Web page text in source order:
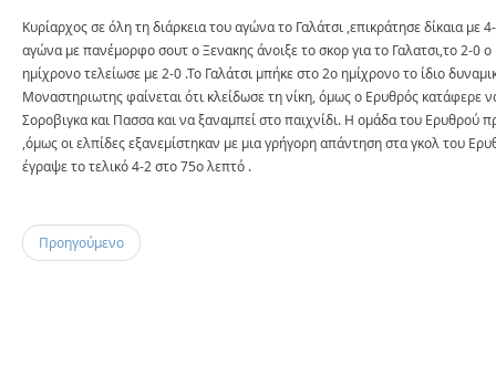
Κυρίαρχος σε όλη τη διάρκεια του αγώνα το Γαλάτσι ,επικράτησε δίκαια
αγώνα με πανέμορφο σουτ ο Ξενακης άνοιξε το σκορ για το Γαλατσι,το 2-0
ημίχρονο τελείωσε με 2-0 .Το Γαλάτσι μπήκε στο 2ο ημίχρονο το ίδιο
Μοναστηριωτης φαίνεται ότι κλείδωσε τη νίκη, όμως ο Ερυθρός κατάφερε
Σοροβιγκα και Πασσα και να ξαναμπεί στο παιχνίδι. Η ομάδα του Ερυθρού
,όμως οι ελπίδες εξανεμίστηκαν με μια γρήγορη απάντηση στα γκολ του
έγραψε το τελικό 4-2 στο 75ο λεπτό .
Προηγούμενο